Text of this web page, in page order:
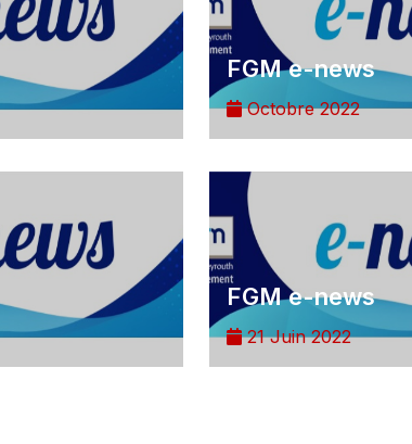
FGM e-news
Octobre 2022
FGM e-news
21 Juin 2022